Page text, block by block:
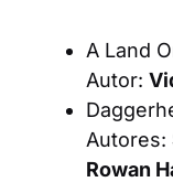
A Land
Autor:
Autores:
Rowan